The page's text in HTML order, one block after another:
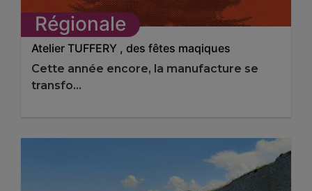
Régionale
Atelier TUFFERY , des fêtes maqiques
Cette année encore, la manufacture se
transfo...